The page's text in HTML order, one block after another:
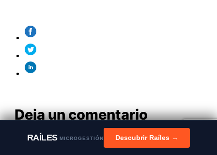
Deja un comentario
Comentario
RAÍLESMICROGESTIÓN Descubrir Raíles →